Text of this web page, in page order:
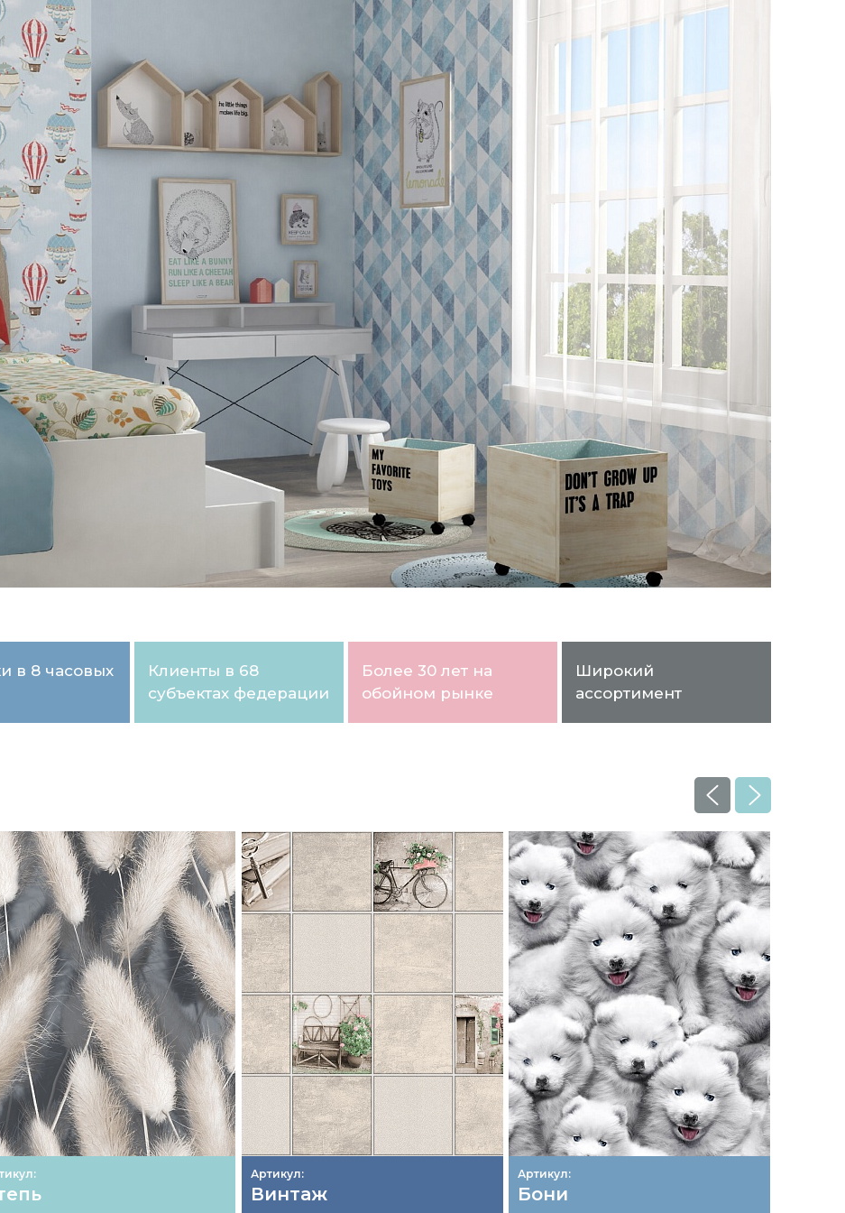
в 8 часовых
Клиенты в 68
субъектах федерации
Более 30 лет на
обойном рынке
Широкий
ассортимент
Артикул:
Винтаж
Артикул:
Бони